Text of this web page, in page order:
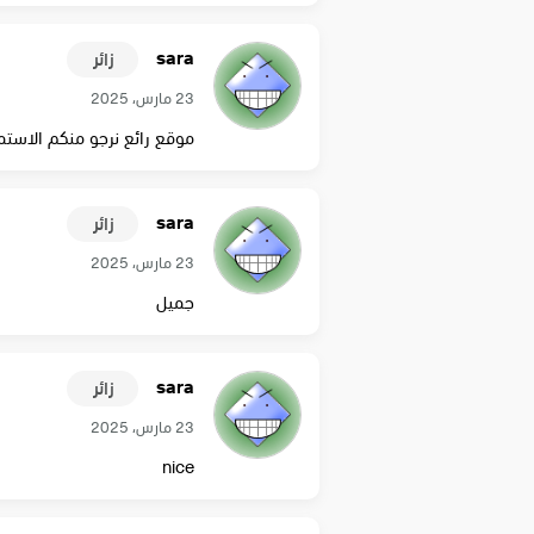
sara زائر
23 مارس، 2025
موقع رائع نرجو منكم
sara زائر
23 مارس، 2025
جميل
sara زائر
23 مارس، 2025
nice